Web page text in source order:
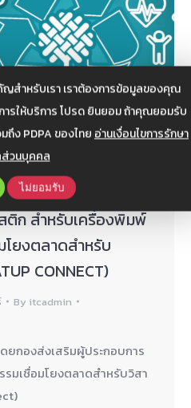
สำหรับเรา เราต้องการข้อมูลของคุณ
ารให้บริการ โปรด ยินยอม ถ้าคุณยอมรับ
ถึง PDPA ของไทยอ่านเงื่อนไขการรักษา
วนบุคคล
ไม่ยอมรับ
บบสอบถามพฤติกรรม
ติก สำหรับเครื่องพิมพ์
โยงตลาดสำหรับ
CONNECT)
By itcadmin
ยกองส่งเสริมผู้ประกอบการ
รมเชื่อมโยงตลาดสำหรับวิสา